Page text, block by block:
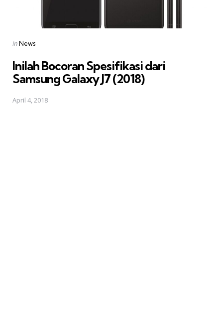
Posted
inNews
Inilah Bocoran Spesifikasi dari
Samsung Galaxy J7 (2018)
April 4, 2018